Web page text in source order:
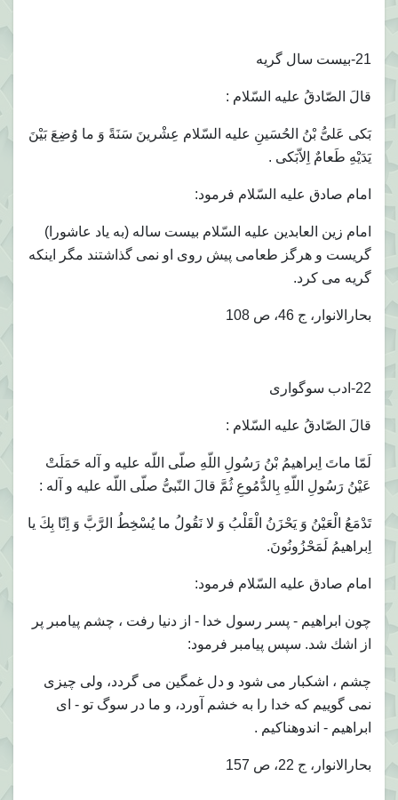
21-بيست سال گريه
قالَ الصّادقُ عليه السّلام :
بَكى عَلىُّ بْنُ الحُسَينِ عليه السّلام عِشْرينَ سَنَةً وَ ما وُضِعَ بَيْنَ
يَدَيْهِ طَعامٌ اِلاّبَكى .
امام صادق عليه السّلام فرمود:
امام زين العابدين عليه السّلام بيست ساله (به ياد عاشورا)
گريست و هرگز طعامى پيش روى او نمى گذاشتند مگر اينكه
گريه مى كرد.
بحارالانوار، ج 46، ص 108
22-ادب سوگوارى
قالَ الصّادقُ عليه السّلام :
لَمّا ماتَ اِبراهيمُ بْنُ رَسُولِ اللّهِ صلّى اللّه عليه و آله حَمَلَتْ
عَيْنُ رَسُولِ اللّهِ بِالدُّمُوعِ ثُمَّ قالَ النّبىُّ صلّى اللّه عليه و آله :
تَدْمَعُ الْعَيْنُ وَ يَحْزَنُ الْقَلْبُ وَ لا نَقُولُ ما يُسْخِطُ الرَّبَّ وَ اِنّا بِكَ يا
اِبراهيمُ لَمَحْزُونُونَ.
امام صادق عليه السّلام فرمود:
چون ابراهيم - پسر رسول خدا - از دنيا رفت ، چشم پيامبر پر
از اشك شد. سپس پيامبر فرمود:
چشم ، اشكبار مى شود و دل غمگين مى گردد، ولى چيزى
نمى گوييم كه خدا را به خشم آورد، و ما در سوگ تو - اى
ابراهيم - اندوهناكيم .
بحارالانوار، ج 22، ص 157